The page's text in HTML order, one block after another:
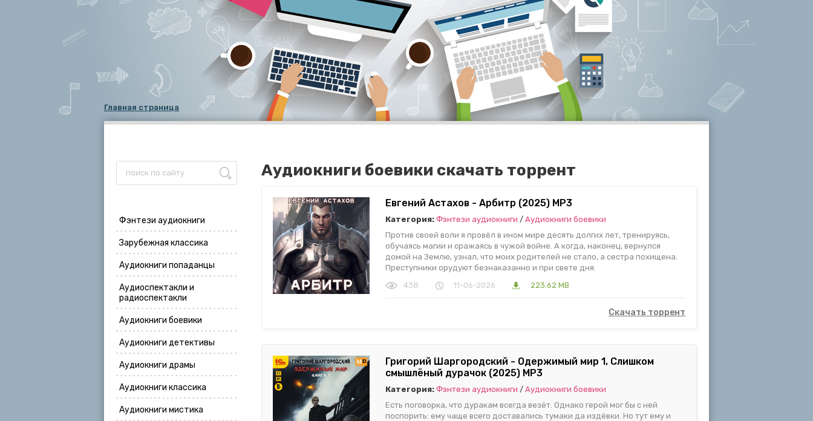
Главная страница
Фэнтези аудиокниги
Зарубежная классика
Аудиокниги попаданцы
Аудиоспектакли и
радиоспектакли
Аудиокниги боевики
Аудиокниги детективы
Аудиокниги драмы
Аудиокниги классика
Аудиокниги мистика
Аудиокниги боевики скачать торрент
Евгений Астахов - Арбитр (2025) МР3
Категория: Фэнтези аудиокниги / Аудиокниги боевики
Против своей воли я провёл в ином мире десять долгих лет, тренируясь,
обучаясь магии и сражаясь в чужой войне. А когда, наконец, вернулся
домой на Землю, узнал, что моих родителей не стало, а сестра похищена.
Преступники орудуют безнаказанно и при свете дня.
438
11-06-2026 223.62 MB
Скачать торрент
Григорий Шаргородский - Одержимый мир 1, Слишком
смышлёный дурачок (2025) МР3
Категория: Фэнтези аудиокниги / Аудиокниги боевики
Есть поговорка, что дуракам всегда везёт. Однако герой мог бы с ней
поспорить: ему чаще всего доставались тумаки да издёвки. Но тут ему и